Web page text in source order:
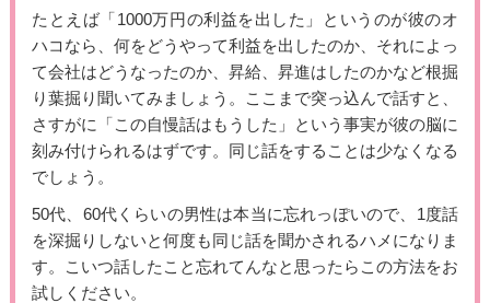
たとえば「1000万円の利益を出した」というのが彼のオ
ハコなら、何をどうやって利益を出したのか、それによっ
て会社はどうなったのか、昇給、昇進はしたのかなど根掘
り葉掘り聞いてみましょう。ここまで突っ込んで話すと、
さすがに「この自慢話はもうした」という事実が彼の脳に
刻み付けられるはずです。同じ話をすることは少なくなる
でしょう。
50代、60代くらいの男性は本当に忘れっぽいので、1度話
を深掘りしないと何度も同じ話を聞かされるハメになりま
す。こいつ話したこと忘れてんなと思ったらこの方法をお
試しください。